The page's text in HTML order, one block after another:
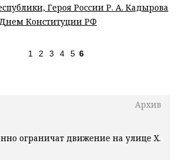
Архив
ограничат движение на улице Х.
Героя России Р. А. Кадырова
Конституции РФ
1 2 3 4 5 6